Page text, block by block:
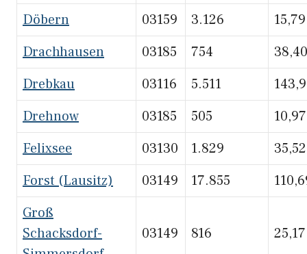
Döbern
03159 3.126
15,79
Drachhausen
03185 754
38,40
Drebkau
03116 5.511
Drehnow
03185 505
10,97
Felixsee
03130 1.829
35,52
Forst (Lausitz)
03149 17.855
Groß
Schacksdorf-
03149 816 25,17